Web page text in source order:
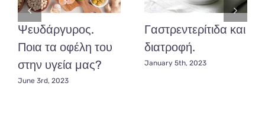
Ψευδάργυρος.
Ποια τα οφέλη του
στην υγεία μας?
June 3rd, 2023
Γαστρεντερίτιδα και
διατροφή.
January 5th, 2023